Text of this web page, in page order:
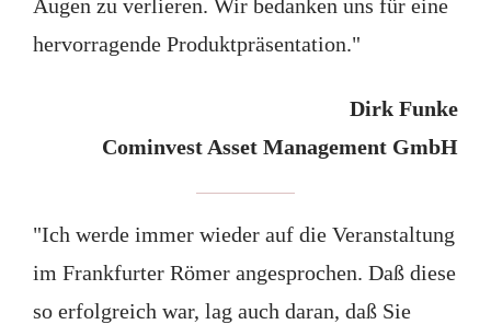
Augen zu verlieren. Wir bedanken uns für eine
hervorragende Produktpräsentation."
Dirk Funke
Cominvest Asset Management GmbH
"Ich werde immer wieder auf die Veranstaltung
im Frankfurter Römer angesprochen. Daß diese
so erfolgreich war, lag auch daran, daß Sie